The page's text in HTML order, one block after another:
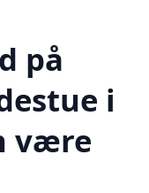
på
i
være